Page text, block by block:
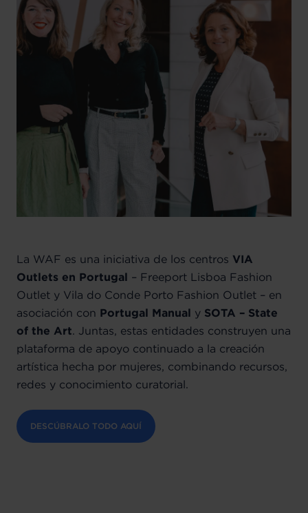
La WAF es una iniciativa de los centros VIA
Outlets en Portugal – Freeport Lisboa Fashion
Outlet y Vila do Conde Porto Fashion Outlet – en
asociación con Portugal Manual y SOTA – State
of the Art. Juntas, estas entidades construyen una
plataforma de apoyo continuado a la creación
artística hecha por mujeres, combinando recursos,
redes y conocimiento curatorial.
DESCÚBRALO TODO AQUÍ